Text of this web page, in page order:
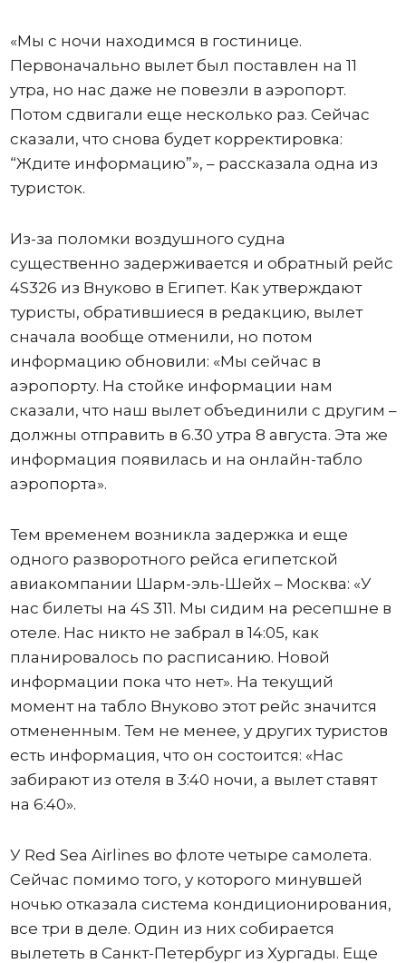
«Мы с ночи находимся в гостинице.
Первоначально вылет был поставлен на 11
утра, но нас даже не повезли в аэропорт.
Потом сдвигали еще несколько раз. Сейчас
сказали, что снова будет корректировка:
“Ждите информацию”», – рассказала одна из
туристок.
Из-за поломки воздушного судна
существенно задерживается и обратный рейс
4S326 из Внуково в Египет. Как утверждают
туристы, обратившиеся в редакцию, вылет
сначала вообще отменили, но потом
информацию обновили: «Мы сейчас в
аэропорту. На стойке информации нам
сказали, что наш вылет объединили с другим –
должны отправить в 6.30 утра 8 августа. Эта же
информация появилась и на онлайн-табло
аэропорта».
Тем временем возникла задержка и еще
одного разворотного рейса египетской
авиакомпании Шарм-эль-Шейх – Москва: «У
нас билеты на 4S 311. Мы сидим на ресепшне в
отеле. Нас никто не забрал в 14:05, как
планировалось по расписанию. Новой
информации пока что нет». На текущий
момент на табло Внуково этот рейс значится
отмененным. Тем не менее, у других туристов
есть информация, что он состоится: «Нас
забирают из отеля в 3:40 ночи, а вылет ставят
на 6:40».
У Red Sea Airlines во флоте четыре самолета.
Сейчас помимо того, у которого минувшей
ночью отказала система кондиционирования,
все три в деле. Один из них собирается
вылететь в Санкт-Петербург из Хургады. Еще